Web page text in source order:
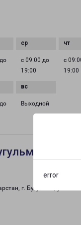
error
с 09:00 до
19:00
с
19:00
Выходной
г. Бугульма, ул.